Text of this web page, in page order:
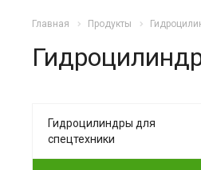
Главная Продукты
Гидроцилиндры для
спецтехники